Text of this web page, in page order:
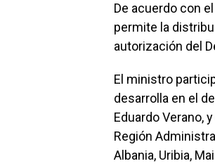
De acuerdo con
permite la
autorización del
El ministro
desarrolla en el
Eduardo Verano,
Región
Albania, Uribia,